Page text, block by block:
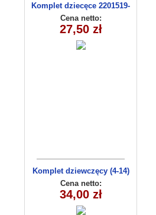
Komplet dziecęce 2201519-
13(92-110m) 4szt
Cena netto:
27,50 zł
Komplet dziewczęcy (4-14)
8156
Cena netto:
34,00 zł